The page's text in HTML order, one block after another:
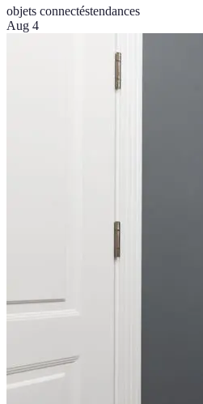
objets connectéstendances
Aug 4